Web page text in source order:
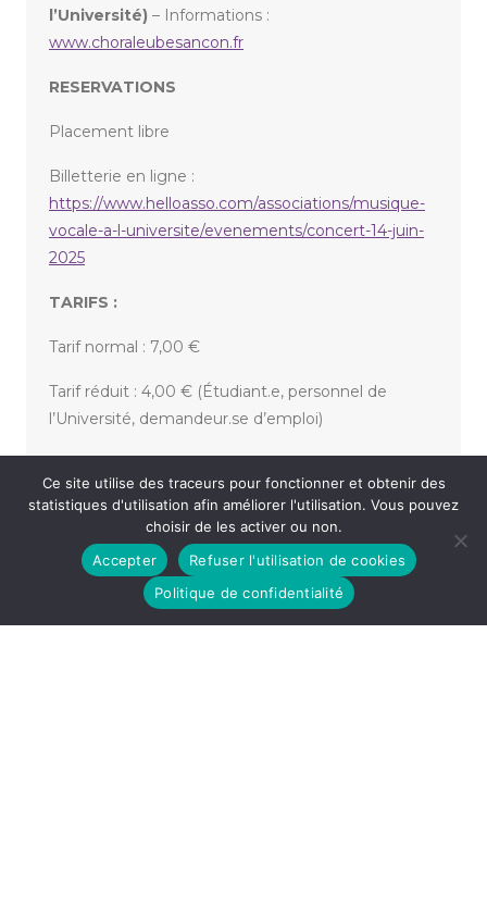
l’Université) – Informations :
www.choraleubesancon.fr
RESERVATIONS
Placement libre
Billetterie en ligne :
https://www.helloasso.com/associations/musique-
vocale-a-l-universite/evenements/concert-14-juin-
2025
TARIFS :
Tarif normal : 7,00 €
Tarif réduit : 4,00 € (Étudiant.e, personnel de
l’Université, demandeur.se d’emploi)
2ÈME GALA DES MAISONS DE QUARTIER
MUNICIPALES
ANTOINE DONNEAUX – IMITATEUR MAIS PAS QUE !
Ce site utilise des traceurs pour fonctionner et obtenir des
statistiques d'utilisation afin améliorer l'utilisation. Vous pouvez
choisir de les activer ou non.
Accepter
Refuser l'utilisation de cookies
Politique de confidentialité